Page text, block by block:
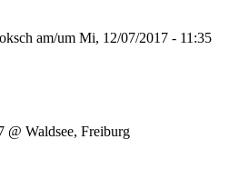
am/um Mi, 12/07/2017 - 11:35
@ Waldsee, Freiburg